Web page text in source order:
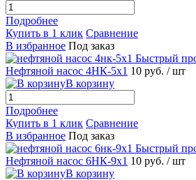
Подробнее
Купить в 1 клик Сравнение
В избранное Под заказ
Быстрый
Нефтяной насос 4НК-5х1 10 руб. / шт
В корзину
Подробнее
Купить в 1 клик Сравнение
В избранное Под заказ
Быстрый
Нефтяной насос 6НК-9х1 10 руб. / шт
В корзину